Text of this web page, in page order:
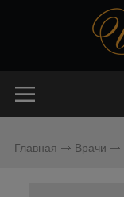
Главная Врачи